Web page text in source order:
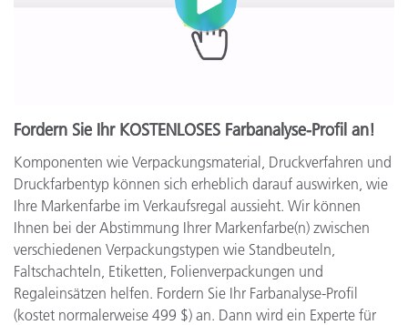
Fordern Sie Ihr KOSTENLOSES Farbanalyse-Profil an!
Komponenten wie Verpackungsmaterial, Druckverfahren und
Druckfarbentyp können sich erheblich darauf auswirken, wie
Ihre Markenfarbe im Verkaufsregal aussieht. Wir können
Ihnen bei der Abstimmung Ihrer Markenfarbe(n) zwischen
verschiedenen Verpackungstypen wie Standbeuteln,
Faltschachteln, Etiketten, Folienverpackungen und
Regaleinsätzen helfen. Fordern Sie Ihr Farbanalyse-Profil
(kostet normalerweise 499 $) an. Dann wird ein Experte für